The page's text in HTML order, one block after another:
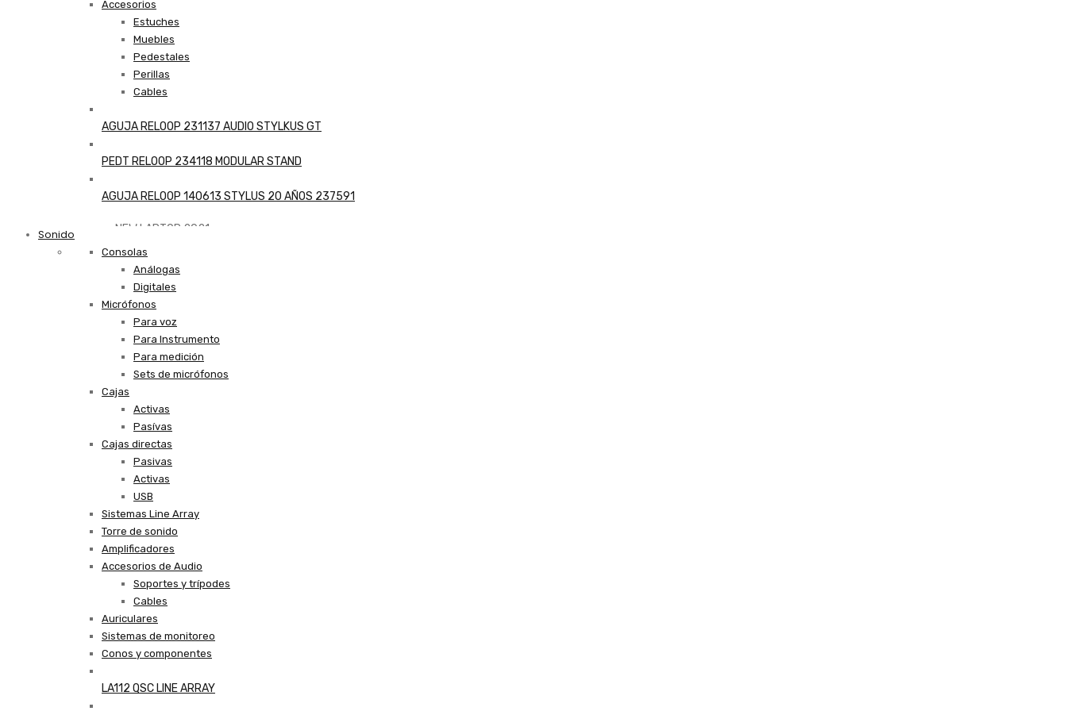
Accesorios
Estuches
Muebles
Pedestales
Perillas
Cables
AGUJA RELOOP 231137 AUDIO STYLKUS GT
PEDT RELOOP 234118 MODULAR STAND
AGUJA RELOOP 140613 STYLUS 20 AÑOS 237591
NEW LAPTOP 2021
TP 450X I7 THINKPAD
Shop Now
Sonido
Consolas
Análogas
Digitales
Micrófonos
Para voz
Para Instrumento
Para medición
Sets de micrófonos
Cajas
Activas
Pasívas
Cajas directas
Pasivas
Activas
USB
Sistemas Line Array
Torre de sonido
Amplificadores
Accesorios de Audio
Soportes y trípodes
Cables
Auriculares
Sistemas de monitoreo
Conos y componentes
LA112 QSC LINE ARRAY